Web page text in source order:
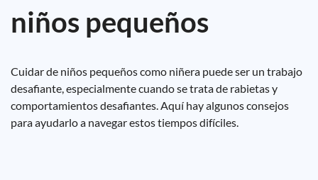
niños pequeños
Cuidar de niños pequeños como niñera puede ser un trabajo
desafiante, especialmente cuando se trata de rabietas y
comportamientos desafiantes. Aquí hay algunos consejos
para ayudarlo a navegar estos tiempos difíciles.